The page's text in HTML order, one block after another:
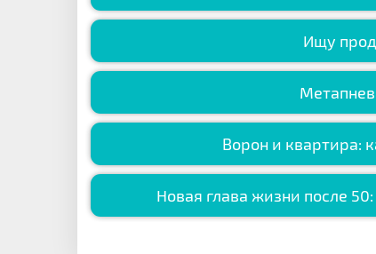
Ищу
Ворон и квартира:
Новая глава жизни после